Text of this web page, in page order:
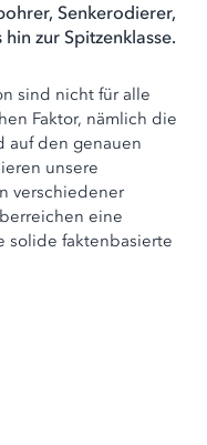
Senkerodierer,
zur Spitzenklasse.
sind nicht für alle
Faktor, nämlich die
auf den genauen
unsere
verschiedener
eine
solide faktenbasierte